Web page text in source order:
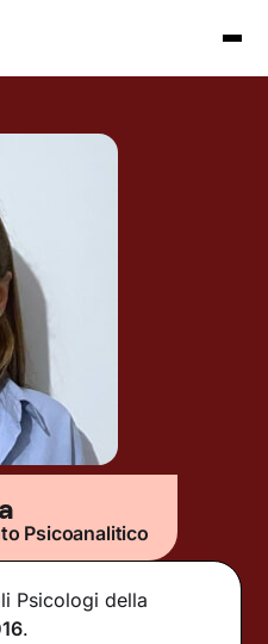
Psicoanalitico
Psicologi della
.